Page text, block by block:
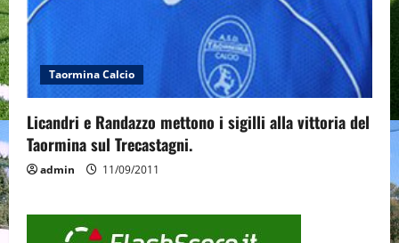
Taormina Calcio
Licandri e Randazzo mettono i sigilli alla vittoria del
Taormina sul Trecastagni.
admin 11/09/2011